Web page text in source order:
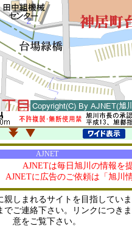
AJNET
AJNETは毎日旭川の情報を
AJNETに広告のご依頼は「旭川
親しまれるサイトを目指してい
ご連絡下さい。リンクにつき
意をご覧下さい。